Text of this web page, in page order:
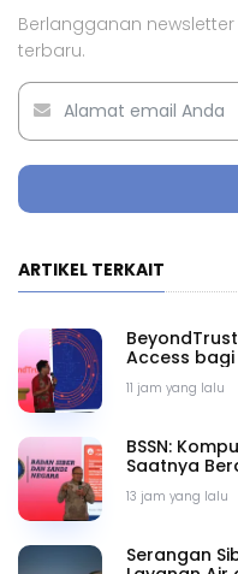
Berlangganan
terbaru.
ARTIKEL TERKAIT
11 jam yang lalu
Access
13 jam yang lalu
BSSN:
Saatnya
Serangan